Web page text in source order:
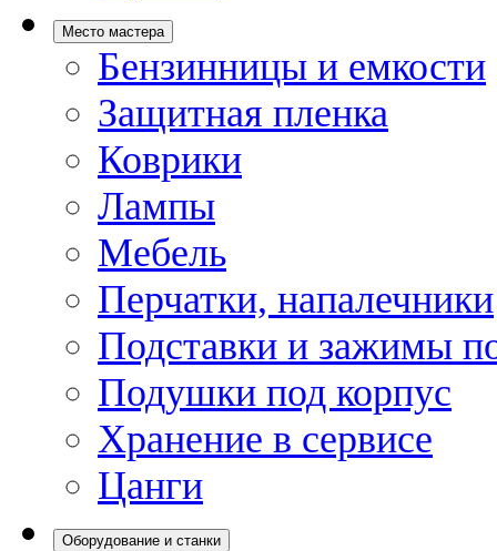
Место мастера
Бензинницы и емкости
Защитная пленка
Коврики
Лампы
Мебель
Перчатки, напалечники
Подставки и зажимы
Подушки под корпус
Хранение в сервисе
Цанги
Оборудование и станки